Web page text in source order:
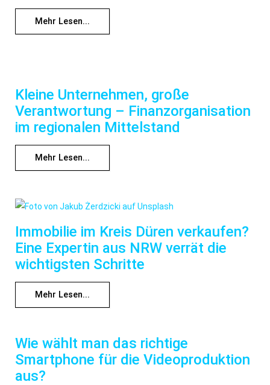
Mehr Lesen...
Kleine Unternehmen, große
Verantwortung – Finanzorganisation
im regionalen Mittelstand
Mehr Lesen...
Immobilie im Kreis Düren verkaufen?
Eine Expertin aus NRW verrät die
wichtigsten Schritte
Mehr Lesen...
Wie wählt man das richtige
Smartphone für die Videoproduktion
aus?